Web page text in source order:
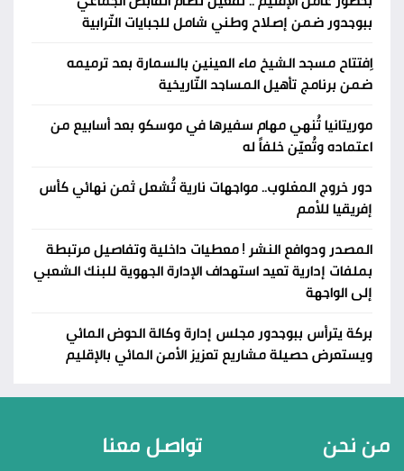
ببوجدور ضمن إصلاح وطني شامل للجبايات التّرابية
اِفتتاح مسجد الشيخ ماء العينين بالسمارة بعد ترميمه
ضمن برنامج تأهيل المساجد التّاريخية
موريتانيا تُنهي مهام سفيرها في موسكو بعد أسابيع من
اعتماده وتُعيّن خلفاً له
دور خروج المغلوب.. مواجهات نارية تُشعل ثمن نهائي كأس
إفريقيا للأمم
المصدر ودوافع النشر ! معطيات داخلية وتفاصيل مرتبطة
بملفات إدارية تعيد استهداف الإدارة الجهوية للبنك الشعبي
إلى الواجهة
بركة يترأس ببوجدور مجلس إدارة وكالة الحوض المائي
ويستعرض حصيلة مشاريع تعزيز الأمن المائي بالإقليم
من نحن تواصل معنا